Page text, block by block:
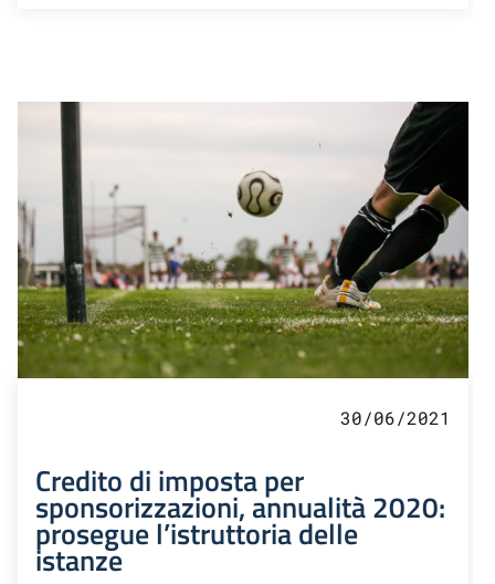
30/06/2021
Credito di imposta per
sponsorizzazioni, annualità 2020:
prosegue l’istruttoria delle
istanze